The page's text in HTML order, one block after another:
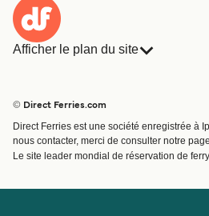
Afficher le plan du site
Traversées et ports
Billet de bateau
© Direct Ferries.com
Direct Ferries est une société enregistrée à
nous contacter, merci de consulter notre page
Le site leader mondial de réservation de